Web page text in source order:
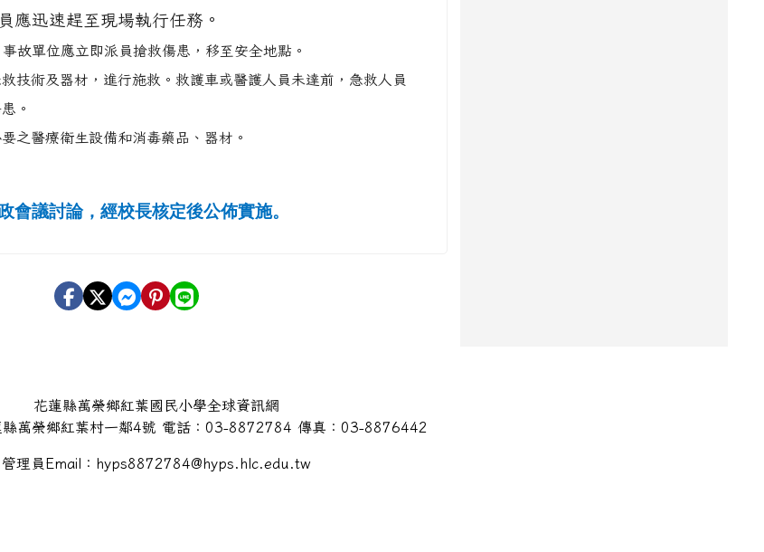
應迅速趕至現場執行任務。
故單位應立即派員搶救傷患，移至安全地點。
技術及器材，進行施救。救護車或醫護人員未達前，急救人員
。
之醫療衛生設備和消毒藥品、器材。
會議討論，經校長核定後公佈實施。
花蓮縣萬榮鄉紅葉國民小學全球資訊網
萬榮鄉紅葉村一鄰4號 電話：03-8872784 傳真：03-8876442
管理員Email：hyps8872784@hyps.hlc.edu.tw